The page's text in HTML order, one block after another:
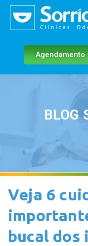
Agendamento
BLOG
Veja 6
bucal dos